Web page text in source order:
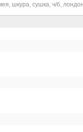
, шкура, сушка, ч/б,